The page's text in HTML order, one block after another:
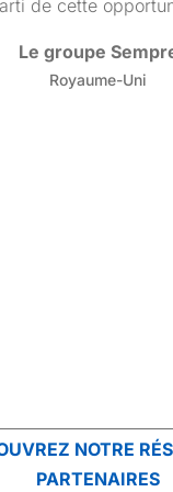
NOTRE
PARTENAIRES